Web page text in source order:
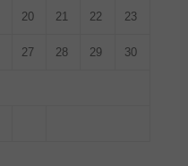
20 21 22 23
27 28 29 30